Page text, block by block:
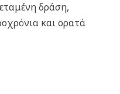
δράση,
και ορατά